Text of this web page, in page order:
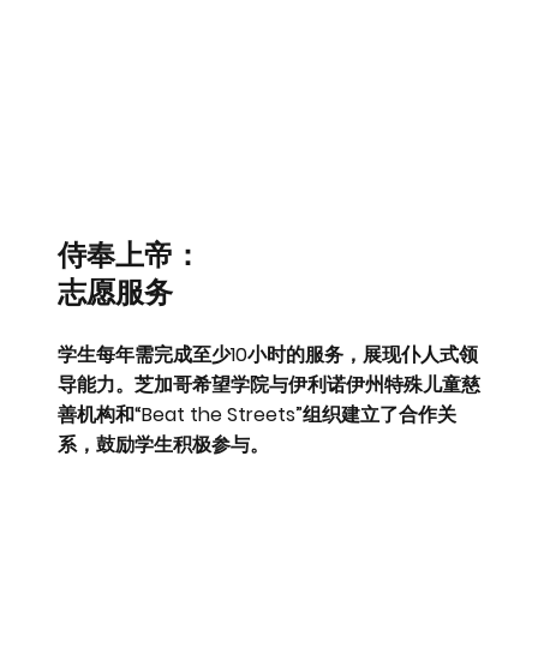
学生每年需完成至少10小时的服务，展现仆人式领
导能力。芝加哥希望学院与伊利诺伊州特殊儿童慈
善机构和“Beat the Streets”组织建立了合作关
系，鼓励学生积极参与。
侍奉上帝：
志愿服务